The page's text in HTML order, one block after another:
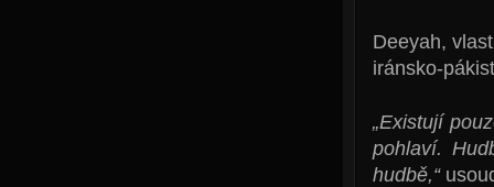
Deeyah,
iránsko-
„Existují
pohlaví.
hudbě,“